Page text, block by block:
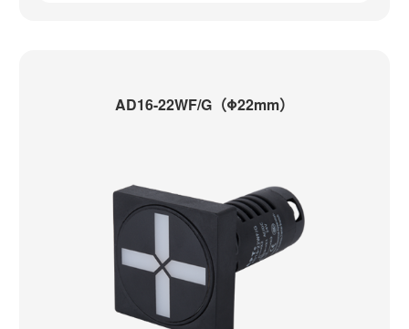
AD16-22WF/G（Φ22mm）